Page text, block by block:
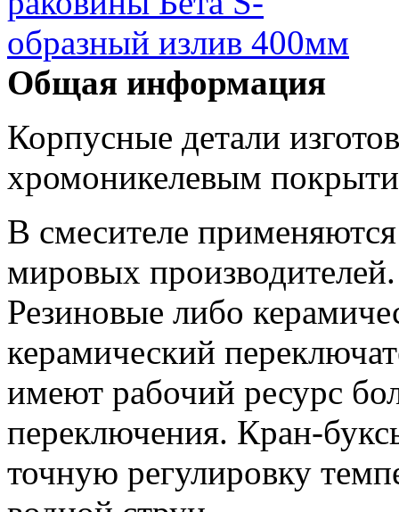
Общая информация
Корпусные детали
хромоникелевым
В смесителе
мировых производителей.
Резиновые либо
керамический
имеют рабочий ресурс
переключения. Кран-
точную регулировку